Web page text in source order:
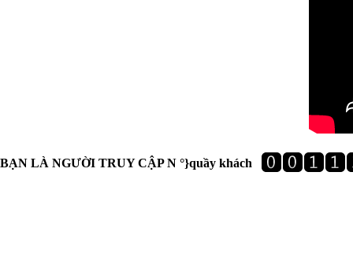
BẠN LÀ NGƯỜI TRUY CẬP N °}quầy khách